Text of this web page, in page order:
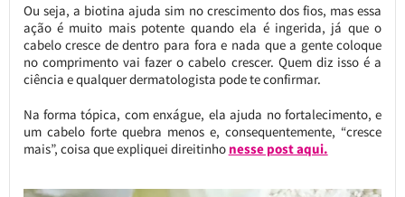
Ou seja, a biotina ajuda sim no crescimento dos fios, mas essa
ação é muito mais potente quando ela é ingerida, já que o
cabelo cresce de dentro para fora e nada que a gente coloque
no comprimento vai fazer o cabelo crescer. Quem diz isso é a
ciência e qualquer dermatologista pode te confirmar.
Na forma tópica, com enxágue, ela ajuda no fortalecimento, e
um cabelo forte quebra menos e, consequentemente, “cresce
mais”, coisa que expliquei direitinho nesse post aqui.